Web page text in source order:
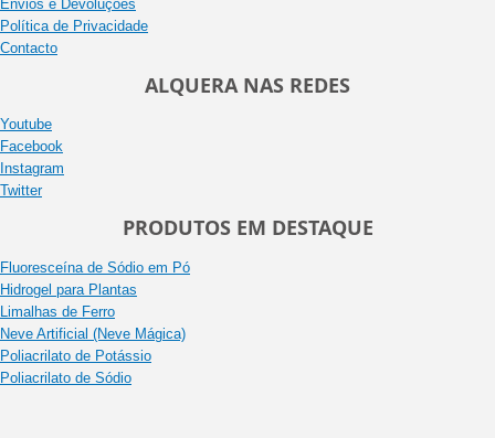
Envios e Devoluções
Política de Privacidade
Contacto
ALQUERA NAS REDES
Youtube
Facebook
Instagram
Twitter
PRODUTOS EM DESTAQUE
Fluoresceína de Sódio em Pó
Hidrogel para Plantas
Limalhas de Ferro
Neve Artificial (Neve Mágica)
Poliacrilato de Potássio
Poliacrilato de Sódio